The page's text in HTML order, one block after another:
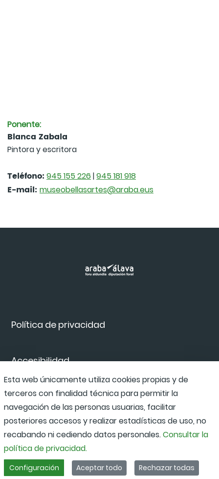
Ponente:
Blanca Zabala
Pintora y escritora
Teléfono: 945 155 226 |945 181 918
E-mail: museobellasartes@araba.eus
Política de privacidad
Accesibilidad
Canal de denuncias
Esta web únicamente utiliza cookies propias y de
terceros con finalidad técnica para permitir la
navegación de las personas usuarias, facilitar
posteriores accesos y realizar estadísticas de uso, no
recabando ni cediendo datos personales.Consultar la
política de privacidad.
Configuración Aceptar todo Rechazar todas